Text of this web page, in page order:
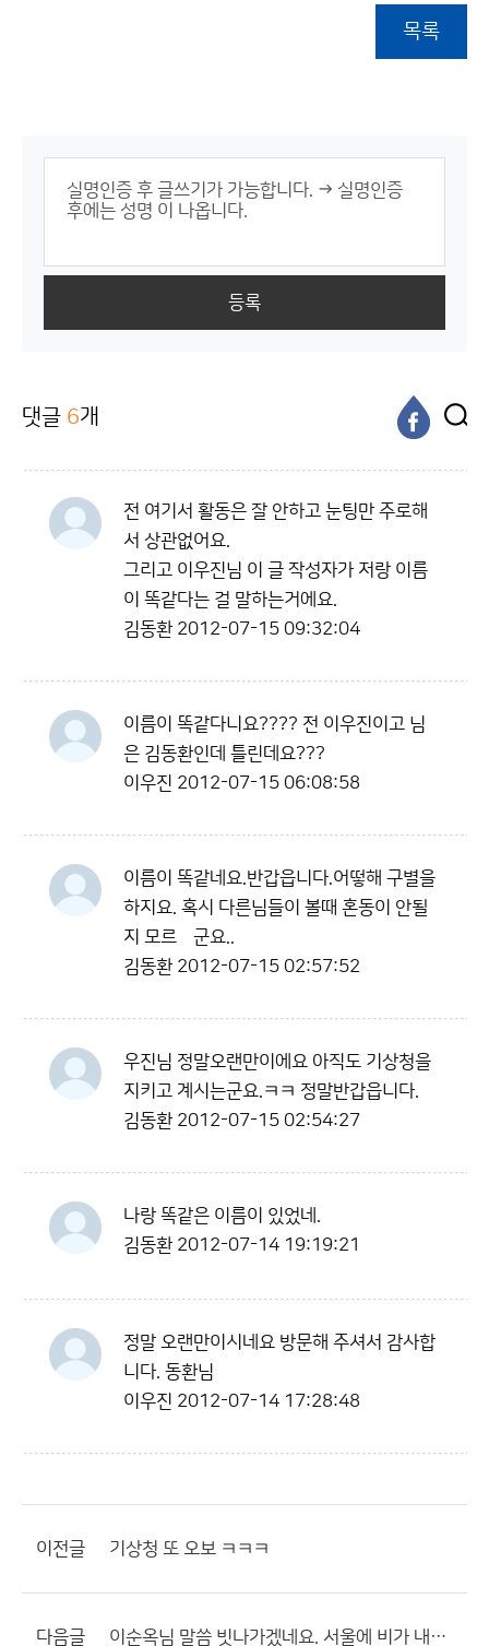
목록
등록
댓글 6개
전 여기서 활동은 잘 안하고 눈팅만 주로해
서 상관없어요.
그리고 이우진님 이 글 작성자가 저랑 이름
이 똑같다는 걸 말하는거에요.
김동환 2012-07-15 09:32:04
이름이 똑같다니요???? 전 이우진이고 님
은 김동환인데 틀린데요???
이우진 2012-07-15 06:08:58
이름이 똑같네요.반갑읍니다.어떻해 구별을
하지요. 혹시 다른님들이 볼때 혼동이 안될
지 모르곘군요..
김동환 2012-07-15 02:57:52
우진님 정말오랜만이에요 아직도 기상청을
지키고 계시는군요.ㅋㅋ 정말반갑읍니다.
김동환 2012-07-15 02:54:27
나랑 똑같은 이름이 있었네.
김동환 2012-07-14 19:19:21
정말 오랜만이시네요 방문해 주셔서 감사합
니다. 동환님
이우진 2012-07-14 17:28:48
이전글 기상청 또 오보 ㅋㅋㅋ
다음글 이순옥님 말씀 빗나가겠네요. 서울에 비가 내릴듯 선희님 말대로